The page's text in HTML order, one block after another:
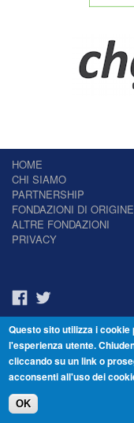
HOME
CHI SIAMO
PARTNERSHIP
FONDAZIONI DI
ALTRE FONDAZIONI
PRIVACY
Il
Reg.
© Fondazione Venezia
Questo sito utilizza i
l'esperienza utente.
cliccando su un link o
acconsenti all'uso dei
OK